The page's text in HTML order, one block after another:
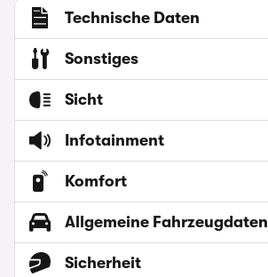
Technische Daten
Sonstiges
Sicht
Infotainment
Komfort
Allgemeine Fahrzeugdaten
Sicherheit